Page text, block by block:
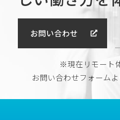
お問い合わせ
※現在リモート
お問い合わせフォーム